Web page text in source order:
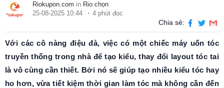
Riokupon.com in Rio chọn
25-08-2025 10:44
4 phút đọc
Chia sẻ:
Với các cô nàng điệu đà, việc có một chiếc máy uốn tóc
truyền thống trong nhà để tạo kiểu, thay đổi layout tóc tai
là vô cùng cần thiết. Bởi nó sẽ giúp tạo nhiều kiểu tóc hay
ho hơn, vừa tiết kiệm thời gian làm tóc mà không cần đến